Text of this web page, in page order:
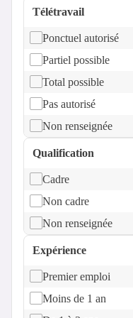
Télétravail
Ponctuel autorisé
Partiel possible
Total possible
Pas autorisé
Non renseignée
Qualification
Cadre
Non cadre
Non renseignée
Expérience
Premier emploi
Moins de 1 an